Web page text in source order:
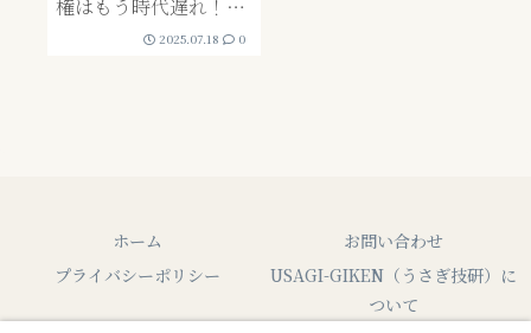
権はもう時代遅れ！文
句言うくらいなら投票
2025.07.18 0
ホーム
お問い合わせ
プライバシーポリシー
USAGI-GIKEN（うさぎ技研）に
ついて